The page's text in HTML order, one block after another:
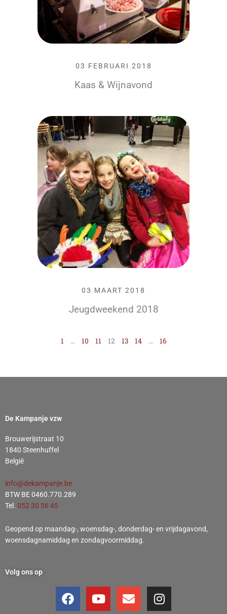
03 FEBRUARI 2018
Kaas & Wijnavond
03 MAART 2018
Jeugdweekend 2018
1 … 10 11 12 13 14 … 16
De Kampanje vzw
Brouwerijstraat 10
1840 Steenhuffel
België
info@dekampanje.be
BTW BE 0460.770.289
Tel. 052 30 56 45
Geopend op maandag-, woensdag-, donderdag- en vrijdagavond,
woensdagnamiddag en zondagvoormiddag.
Volg ons op
F
a
Y
o
E
n
I
n